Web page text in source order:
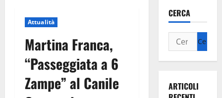
Attualità
Martina Franca,
“Passeggiata a 6
Zampe” al Canile
CERCA
ARTICOLI